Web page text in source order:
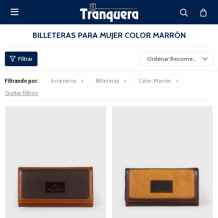

BILLETERAS PARA MUJER COLOR MARRÓN
Recomendados
Filtrando por: Accesorios Billeteras Color: Marrón
Quitar filtros